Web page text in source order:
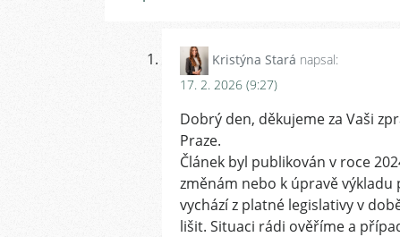
Kristýna Stará napsal:
17. 2. 2026 (9:27)
Dobrý den, děkujeme za Vaši
Praze.
Článek byl publikován v roce
změnám nebo k úpravě
vychází z platné legislativy v
lišit. Situaci rádi ověříme a